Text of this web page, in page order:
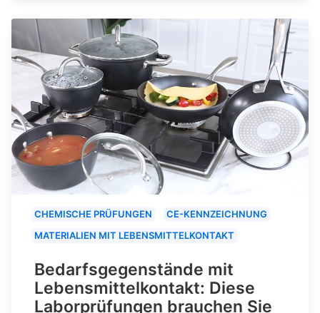
CHEMISCHE PRÜFUNGEN
CE-KENNZEICHNUNG
MATERIALIEN MIT LEBENSMITTELKONTAKT
Bedarfsgegenstände mit
Lebensmittelkontakt: Diese
Laborprüfungen brauchen Sie